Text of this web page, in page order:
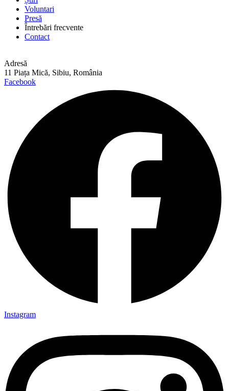
Voluntari
Presă
Întrebări frecvente
Contact
Adresă
11 Piața Mică, Sibiu, România
Facebook
Instagram